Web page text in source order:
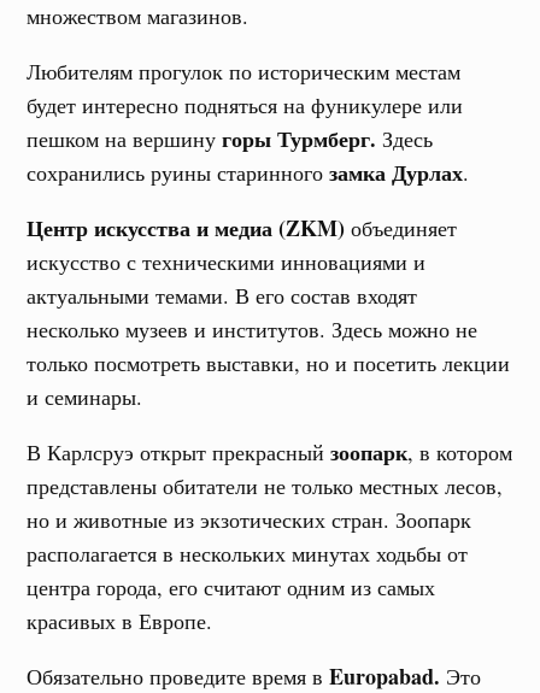
множеством магазинов.
Любителям прогулок по историческим местам
будет интересно подняться на фуникулере или
пешком на вершинугоры Турмберг. Здесь
сохранились руины старинногозамка Дурлах.
Центр искусства и медиа (ZKM) объединяет
искусство с техническими инновациями и
актуальными темами. В его состав входят
несколько музеев и институтов. Здесь можно не
только посмотреть выставки, но и посетить лекции
и семинары.
В Карлсруэ открыт прекрасныйзоопарк, в котором
представлены обитатели не только местных лесов,
но и животные из экзотических стран. Зоопарк
располагается в нескольких минутах ходьбы от
центра города, его считают одним из самых
красивых в Европе.
Обязательно проведите время вEuropabad. Это